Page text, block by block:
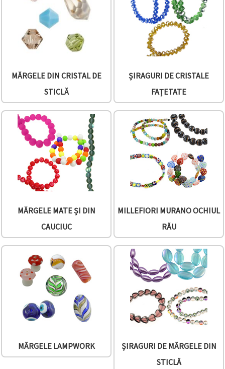
cookie -
urile făcând
toate!" Sau
să vă
în setări
selectând
un tip de
cookie -uri
făcând clic
Аcceptati
MĂRGELE DIN CRISTAL DE
STICLĂ
ȘIRAGURI DE CRISTALE
FAȚETATE
MĂRGELE MATE ȘI DIN
CAUCIUC
MILLEFIORI MURANO OCHIUL
RĂU
MĂRGELE LAMPWORK
ȘIRAGURI DE MĂRGELE DIN
STICLĂ